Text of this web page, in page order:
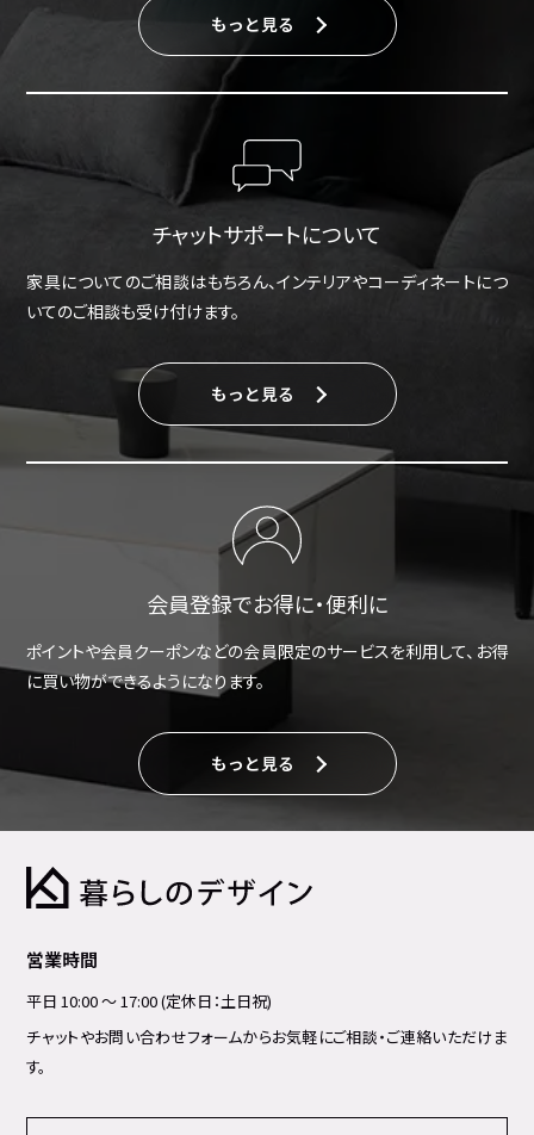
もっと見る
チャットサポートについて
家具についてのご相談はもちろん、インテリアやコーディネートにつ
いてのご相談も受け付けます。
もっと見る
会員登録でお得に・便利に
ポイントや会員クーポンなどの会員限定のサービスを利用して、お得
に買い物ができるようになります。
もっと見る
営業時間
平日 10:00 ～ 17:00 (定休日：土日祝)
チャットやお問い合わせフォームからお気軽にご相談・ご連絡いただけま
す。